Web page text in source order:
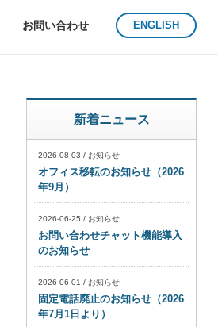
お問い合わせ ENGLISH
新着ニュース
2026-08-03 / お知らせ
オフィス移転のお知らせ（2026
年9月）
2026-06-25 / お知らせ
お問い合わせチャット機能導入
のお知らせ
2026-06-01 / お知らせ
固定電話廃止のお知らせ（2026
年7月1日より）